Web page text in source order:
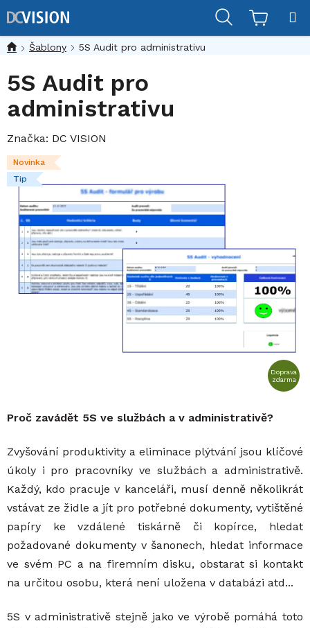
na
obsah
Hledat
Šablony 5S Audit pro administrativu
Proč zavádět 5S ve službách a v administrativě?
Zvyšování produktivity a eliminace plýtvání jsou klíčové
úkoly i pro pracovníky ve službách a administrativě.
Každý, kdo pracuje v kanceláři, musí denně několikrát
vstávat ze židle a jít pro potřebné dokumenty, vytištěné
papíry ke vzdálené tiskárně či kopírce, hledat
požadované dokumenty v šanonech, hledat informace
ve svém PC a na firemním disku, obstarat si kontakt
na určitou osobu, která není uložena v databázi atd...
5S v administrativě stejně jako ve výrobě pomáhá toto
5S Audit pro
administrativu
Značka: DC VISION
Novinka
Tip
Doprava
zdarma